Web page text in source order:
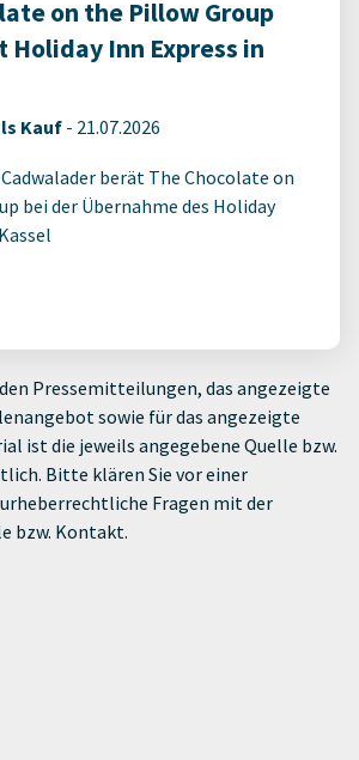
on the Pillow Group
Holiday Inn Express in
Kauf - 21.07.2026
berät The Chocolate on
bei der Übernahme des Holiday
Pressemitteilungen, das angezeigte
sowie für das angezeigte
ist die jeweils angegebene Quelle bzw.
Bitte klären Sie vor einer
Fragen mit der
bzw. Kontakt.